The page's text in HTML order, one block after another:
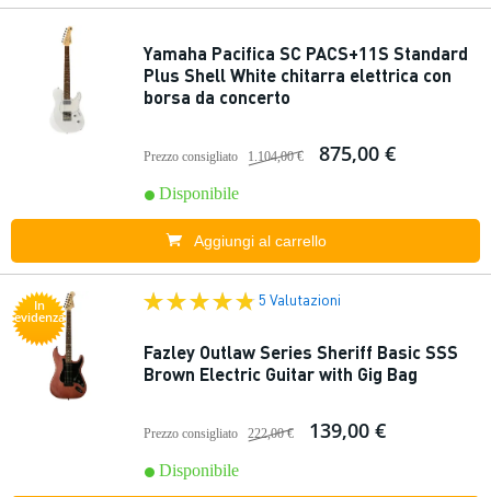
Yamaha Pacifica SC PACS+11S Standard
Plus Shell White chitarra elettrica con
borsa da concerto
Prezzo consigliato 1.104,00 € 875,00 €
Disponibile
Aggiungi al carrello
In
evidenza
5 Valutazioni
Fazley Outlaw Series Sheriff Basic SSS
Brown Electric Guitar with Gig Bag
Prezzo consigliato 222,00 € 139,00 €
Disponibile